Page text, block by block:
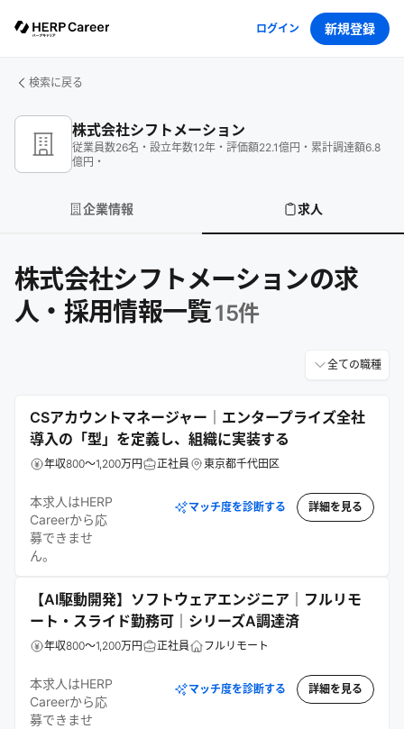
ログイン 新規登録
検索に戻る
株式会社シフトメーション
従業員数26名 ・ 設立年数12年 ・ 評価額22.1億円 ・ 累計調達額6.8
億円 ・
企業情報 求人
株式会社シフトメーションの求
人・採用情報一覧15件
全ての職種
CSアカウントマネージャー｜エンタープライズ全社
導入の「型」を定義し、組織に実装する
年収800～1,200万円 正社員 東京都千代田区
本求人はHERP
Careerから応
募できませ
ん。
マッチ度を診断する 詳細を見る
【AI駆動開発】ソフトウェアエンジニア｜フルリモ
ート・スライド勤務可｜シリーズA調達済
年収800～1,200万円 正社員 フルリモート
本求人はHERP
Careerから応
募できませ
マッチ度を診断する 詳細を見る